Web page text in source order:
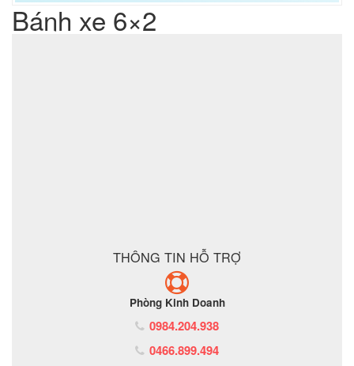
Bánh xe 6×2
THÔNG TIN HỖ TRỢ
Phòng Kinh Doanh
0984.204.938
0466.899.494